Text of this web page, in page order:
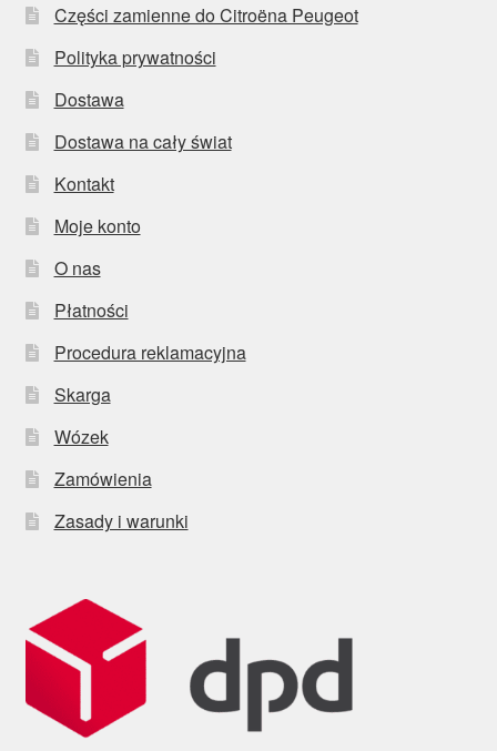
Części zamienne do Citroëna Peugeot
Polityka prywatności
Dostawa
Dostawa na cały świat
Kontakt
Moje konto
O nas
Płatności
Procedura reklamacyjna
Skarga
Wózek
Zamówienia
Zasady i warunki